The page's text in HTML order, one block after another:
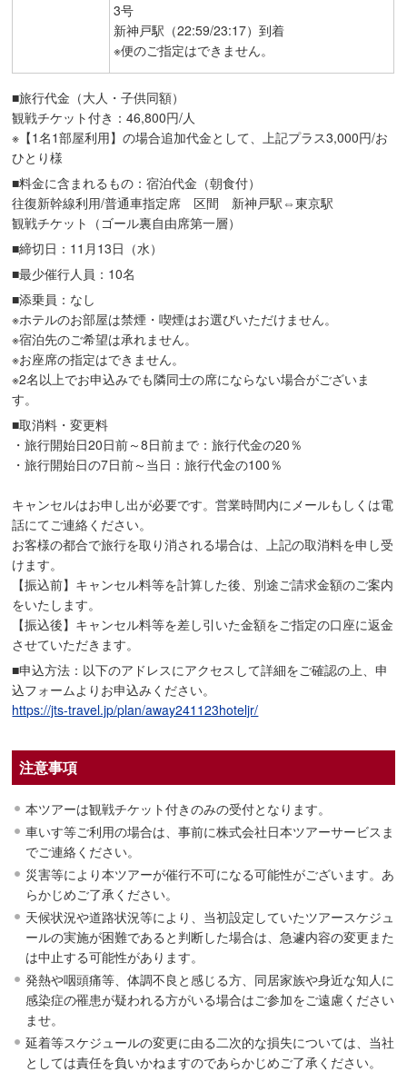
3号
新神戸駅（22:59/23:17）到着
※便のご指定はできません。
■旅行代金（大人・子供同額）
観戦チケット付き：46,800円/人
※【1名1部屋利用】の場合追加代金として、上記プラス3,000円/お
ひとり様
■料金に含まれるもの：宿泊代金（朝食付）
往復新幹線利用/普通車指定席 区間 新神戸駅⇔東京駅
観戦チケット（ゴール裏自由席第一層）
■締切日：11月13日（水）
■最少催行人員：10名
■添乗員：なし
※ホテルのお部屋は禁煙・喫煙はお選びいただけません。
※宿泊先のご希望は承れません。
※お座席の指定はできません。
※2名以上でお申込みでも隣同士の席にならない場合がございま
す。
■取消料・変更料
・旅行開始日20日前～8日前まで：旅行代金の20％
・旅行開始日の7日前～当日：旅行代金の100％
キャンセルはお申し出が必要です。営業時間内にメールもしくは電
話にてご連絡ください。
お客様の都合で旅行を取り消される場合は、上記の取消料を申し受
けます。
【振込前】キャンセル料等を計算した後、別途ご請求金額のご案内
をいたします。
【振込後】キャンセル料等を差し引いた金額をご指定の口座に返金
させていただきます。
■申込方法：以下のアドレスにアクセスして詳細をご確認の上、申
込フォームよりお申込みください。
https://jts-travel.jp/plan/away241123hoteljr/
注意事項
本ツアーは観戦チケット付きのみの受付となります。
車いす等ご利用の場合は、事前に株式会社日本ツアーサービスま
でご連絡ください。
災害等により本ツアーが催行不可になる可能性がございます。あ
らかじめご了承ください。
天候状況や道路状況等により、当初設定していたツアースケジュ
ールの実施が困難であると判断した場合は、急遽内容の変更また
は中止する可能性があります。
発熱や咽頭痛等、体調不良と感じる方、同居家族や身近な知人に
感染症の罹患が疑われる方がいる場合はご参加をご遠慮ください
ませ。
延着等スケジュールの変更に由る二次的な損失については、当社
としては責任を負いかねますのであらかじめご了承ください。